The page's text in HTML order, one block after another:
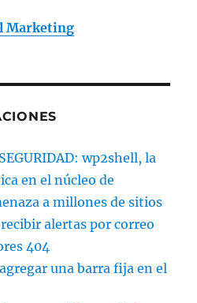
Marketing
wp2shell, la
en el núcleo de
a millones de sitios
alertas por correo
404
una barra fija en el